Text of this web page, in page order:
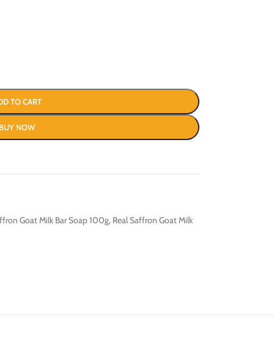
TO CART
BUY NOW
Goat Milk Bar Soap 100g, Real Saffron Goat Milk